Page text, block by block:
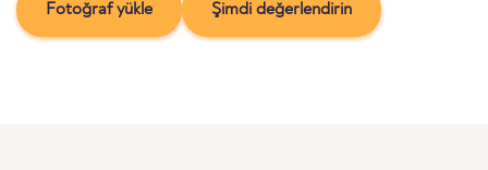
Fotoğraf yükle Şimdi değerlendirin